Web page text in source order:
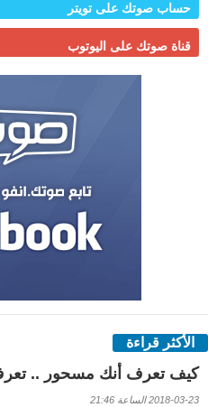
حساب صوتك على تويتر
قناة صوتك على اليوتوب
الأكثر قراءة
كيف تعرف أنك مسحور ..
2018-03-23 الساعة 21:46